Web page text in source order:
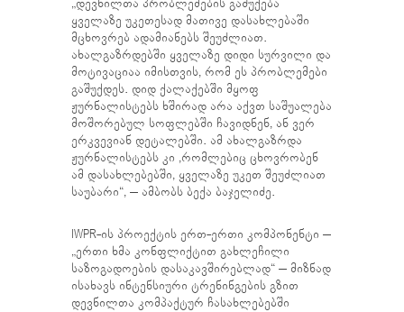
„დევნილთა პრობლემების გაშუქება
ყველაზე უკეთესად მათივე დასახლებაში
მცხოვრებ ადამიანებს შეუძლიათ.
ახალგაზრდებში ყველაზე დიდი სურვილი და
მოტივაციაა იმისთვის, რომ ეს პრობლემები
გაშუქდეს. დიდ ქალაქებში მყოფ
ჟურნალისტებს ხშირად არა აქვთ საშუალება
მოშორებულ სოფლებში ჩავიდნენ, ან ვერ
ერკვევიან დეტალებში. ამ ახალგაზრდა
ჟურნალისტებს კი ,რომლებიც ცხოვრობენ
ამ დასახლებებში, ყველაზე უკეთ შეუძლიათ
საუბარი“, – ამბობს ბექა ბაჯელიძე.
IWPR-ის პროექტის ერთ-ერთი კომპონენტი –
„ერთი ხმა კონფლიქტით გახლეჩილი
საზოგადოების დასაკავშირებლად“ – მიზნად
ისახავს ინტენსიური ტრენინგების გზით
დევნილთა კომპაქტურ ჩასახლებებში